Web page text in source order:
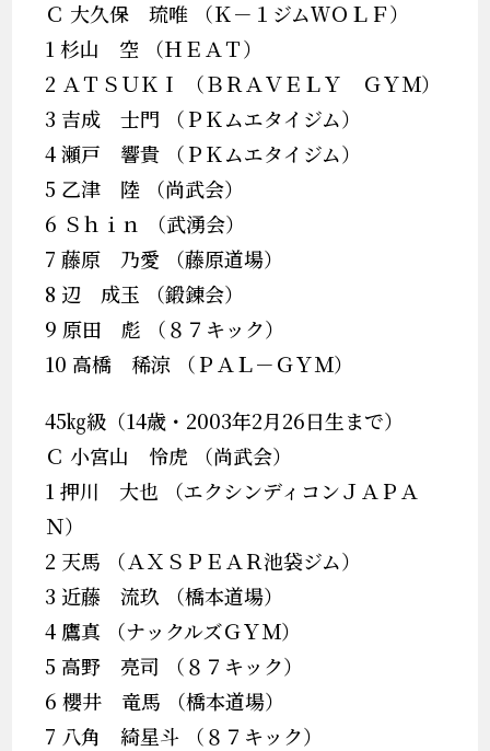
Ｃ 大久保 琉唯 （Ｋ－１ジムＷＯＬＦ）
1 杉山 空 （ＨＥＡＴ）
2 ＡＴＳＵＫＩ （ＢＲＡＶＥＬＹ ＧＹＭ）
3 吉成 士門 （ＰＫムエタイジム）
4 瀬戸 響貴 （ＰＫムエタイジム）
5 乙津 陸 （尚武会）
6 Ｓｈｉｎ （武湧会）
7 藤原 乃愛 （藤原道場）
8 辺 成玉 （鍛錬会）
9 原田 彪 （８７キック）
10 高橋 稀涼 （ＰＡＬ－ＧＹＭ）
45㎏級（14歳・2003年2月26日生まで）
Ｃ 小宮山 怜虎 （尚武会）
1 押川 大也 （エクシンディコンＪＡＰＡ
Ｎ）
2 天馬 （ＡＸＳＰＥＡＲ池袋ジム）
3 近藤 流玖 （橋本道場）
4 鷹真 （ナックルズＧＹＭ）
5 高野 亮司 （８７キック）
6 櫻井 竜馬 （橋本道場）
7 八角 綺星斗 （８７キック）